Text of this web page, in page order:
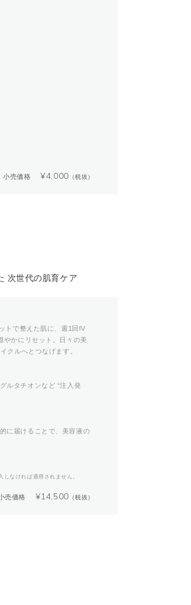
小売価格 ¥4,000 （税抜）
次世代の肌育ケア
トで整えた肌に、週1回IV
やかにリセット。日々の美
クルへとつなげます。
ルタチオンなど “注入発
に届けることで、美容液の
なければ適用されません。
売価格 ¥14,500 （税抜）